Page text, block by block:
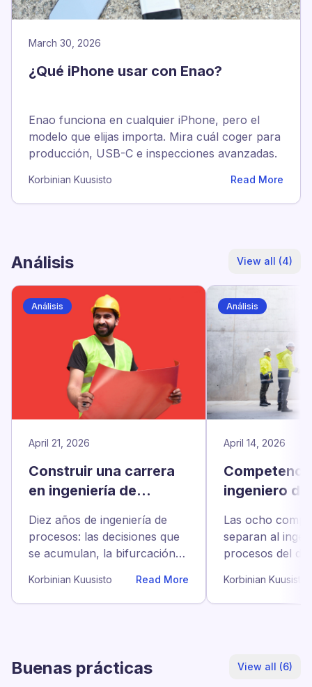
March 30, 2026
¿Qué iPhone usar con Enao?
Enao funciona en cualquier iPhone, pero el
modelo que elijas importa. Mira cuál coger para
producción, USB-C e inspecciones avanzadas.
Korbinian Kuusisto Read More
Análisis View all (4)
Análisis
April 21, 2026
Construir una carrera
en ingeniería de
diez años
Diez años de ingeniería de
procesos: las decisiones que
se acumulan, la bifurcación
pasos que abren puertas al
final.
Korbinian Kuusisto Read More
Análisis
April 14, 2026
ingeniero
al puesto en
Las ocho
separan al
procesos del
técnicas y
enseña.
Korbinian Kuusisto
Buenas prácticas View all (6)